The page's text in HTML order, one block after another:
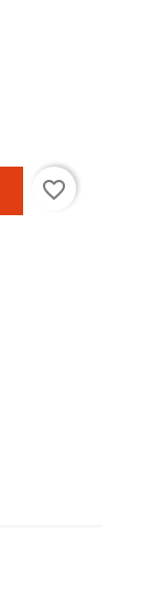
favorite_border